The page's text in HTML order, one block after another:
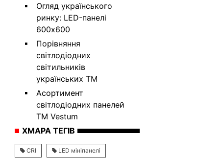
Огляд українського
ринку: LED-панелі
600х600
Порівняння
світлодіодних
світильників
українських ТМ
Асортимент
світлодіодних панелей
ТМ Vestum
ХМАРА ТЕГІВ
CRI LED мініпанелі